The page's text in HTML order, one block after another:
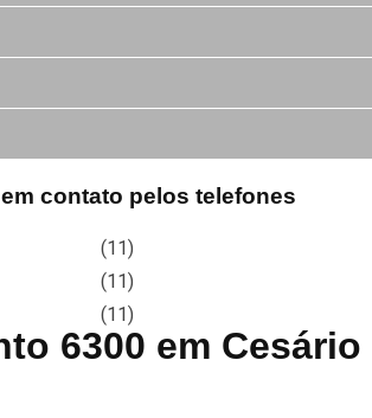
contato pelos telefones
(11)
(11)
(11)
6300 em Cesário